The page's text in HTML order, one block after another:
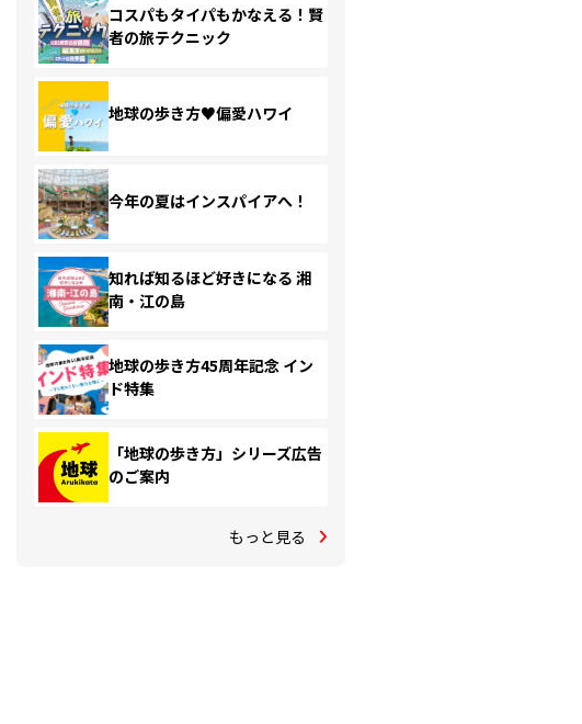
コスパもタイパもかなえる！賢
者の旅テクニック
地球の歩き方♥偏愛ハワイ
今年の夏はインスパイアへ！
知れば知るほど好きになる 湘
南・江の島
地球の歩き方45周年記念 イン
ド特集
「地球の歩き方」シリーズ広告
のご案内
もっと見る